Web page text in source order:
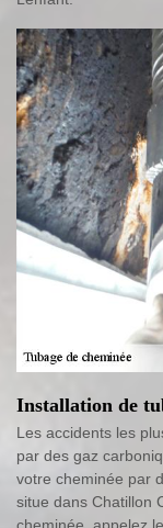
Installation de
Les accidents les
par des gaz
votre cheminée par
situe dans Chatillon